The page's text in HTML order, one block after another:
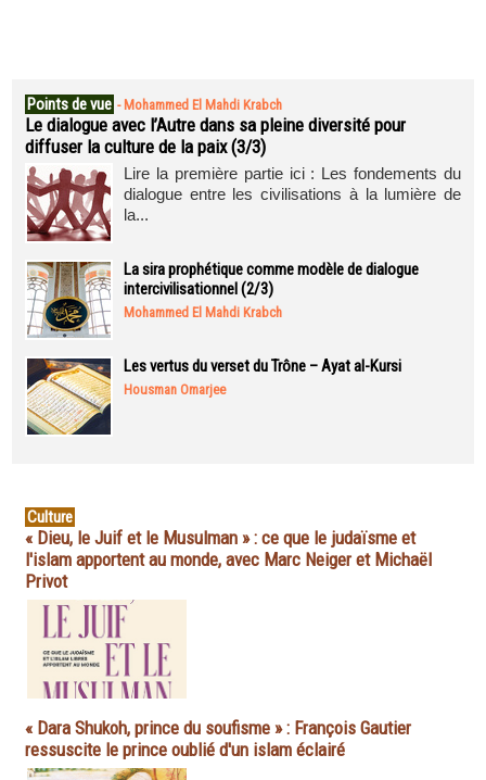
Points de vue - Mohammed El Mahdi Krabch
Le dialogue avec l’Autre dans sa pleine diversité pour
diffuser la culture de la paix (3/3)
Lire la première partie ici : Les fondements du
dialogue entre les civilisations à la lumière de
la...
La sira prophétique comme modèle de dialogue
intercivilisationnel (2/3)
Mohammed El Mahdi Krabch
Les vertus du verset du Trône – Ayat al-Kursi
Housman Omarjee
Culture
« Dieu, le Juif et le Musulman » : ce que le judaïsme et
l'islam apportent au monde, avec Marc Neiger et Michaël
Privot
« Dara Shukoh, prince du soufisme » : François Gautier
ressuscite le prince oublié d'un islam éclairé